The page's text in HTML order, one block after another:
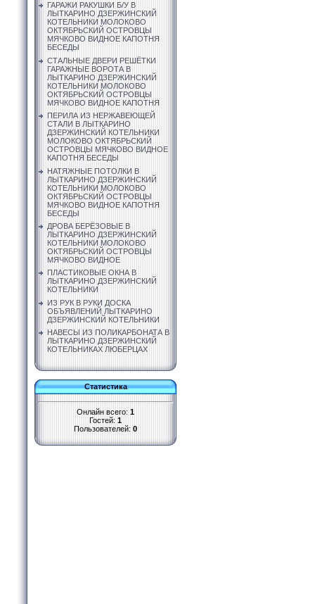
ГАРАЖИ РАКУШКИ Б/У В
ЛЫТКАРИНО ДЗЕРЖИНСКИЙ
КОТЕЛЬНИКИ МОЛОКОВО
ОКТЯБРЬСКИЙ ОСТРОВЦЫ
МЯЧКОВО ВИДНОЕ КАПОТНЯ
БЕСЕДЫ
СТАЛЬНЫЕ ДВЕРИ РЕШЁТКИ
ГАРАЖНЫЕ ВОРОТА В
ЛЫТКАРИНО ДЗЕРЖИНСКИЙ
КОТЕЛЬНИКИ МОЛОКОВО
ОКТЯБРЬСКИЙ ОСТРОВЦЫ
МЯЧКОВО ВИДНОЕ КАПОТНЯ
ПЕРИЛА ИЗ НЕРЖАВЕЮЩЕЙ
СТАЛИ В ЛЫТКАРИНО
ДЗЕРЖИНСКИЙ КОТЕЛЬНИКИ
МОЛОКОВО ОКТЯБРЬСКИЙ
ОСТРОВЦЫ МЯЧКОВО ВИДНОЕ
КАПОТНЯ БЕСЕДЫ
НАТЯЖНЫЕ ПОТОЛКИ В
ЛЫТКАРИНО ДЗЕРЖИНСКИЙ
КОТЕЛЬНИКИ МОЛОКОВО
ОКТЯБРЬСКИЙ ОСТРОВЦЫ
МЯЧКОВО ВИДНОЕ КАПОТНЯ
БЕСЕДЫ
ДРОВА БЕРЁЗОВЫЕ В
ЛЫТКАРИНО ДЗЕРЖИНСКИЙ
КОТЕЛЬНИКИ МОЛОКОВО
ОКТЯБРЬСКИЙ ОСТРОВЦЫ
МЯЧКОВО ВИДНОЕ
ПЛАСТИКОВЫЕ ОКНА В
ЛЫТКАРИНО ДЗЕРЖИНСКИЙ
КОТЕЛЬНИКИ
ИЗ РУК В РУКИ ДОСКА
ОБЪЯВЛЕНИЙ ЛЫТКАРИНО
ДЗЕРЖИНСКИЙ КОТЕЛЬНИКИ
НАВЕСЫ ИЗ ПОЛИКАРБОНАТА В
ЛЫТКАРИНО ДЗЕРЖИНСКИЙ
КОТЕЛЬНИКАХ ЛЮБЕРЦАХ
Статистика
Онлайн всего: 1
Гостей: 1
Пользователей: 0